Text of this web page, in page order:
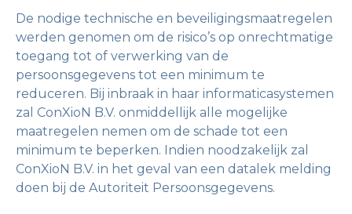
De nodige technische en beveiligingsmaatregelen
werden genomen om de risico’s op onrechtmatige
toegang tot of verwerking van de
persoonsgegevens tot een minimum te
reduceren. Bij inbraak in haar informaticasystemen
zal ConXioN B.V. onmiddellijk alle mogelijke
maatregelen nemen om de schade tot een
minimum te beperken. Indien noodzakelijk zal
ConXioN B.V. in het geval van een datalek melding
doen bij de Autoriteit Persoonsgegevens.